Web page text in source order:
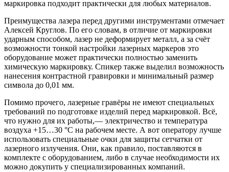
маркировка подходит практически для любых материалов.
Преимущества лазера перед другими инструментами отмечает
Алексей Круглов. По его словам, в отличие от маркировки
ударным способом, лазер не деформирует металл, а за счёт
возможности тонкой настройки лазерных маркеров это
оборудование может практически полностью заменить
химическую маркировку. Спикер также выделил возможность
нанесения контрастной гравировки и минимальный размер
символа до 0,01 мм.
Помимо прочего, лазерные гравёры не имеют специальных
требований по подготовке изделий перед маркировкой. Всё,
что нужно для их работы,— электричество и температура
воздуха +15…30 °C на рабочем месте. А вот оператору лучше
использовать специальные очки для защиты сетчатки от
лазерного излучения. Они, как правило, поставляются в
комплекте с оборудованием, либо в случае необходимости их
можно докупить у специализированных компаний.